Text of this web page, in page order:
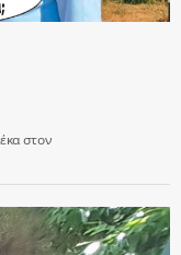
στον